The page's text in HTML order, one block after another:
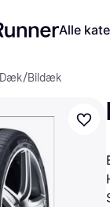
Alle
Dæk/Bildæk